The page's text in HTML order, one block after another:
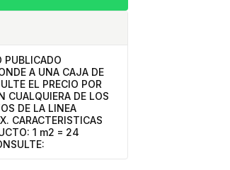
PUBLICADO
A UNA CAJA DE
EL PRECIO POR
CUALQUIERA DE LOS
DE LA LINEA
CARACTERISTICAS
1 m2 = 24